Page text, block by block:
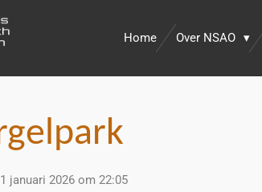
Home Over NSAO
januari 2026 om 22:05